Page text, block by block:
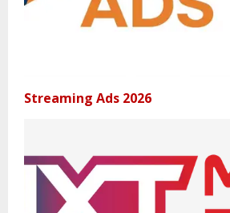
Streaming Ads 2026